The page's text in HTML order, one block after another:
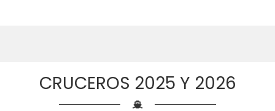
CRUCEROS 2025 Y 2026